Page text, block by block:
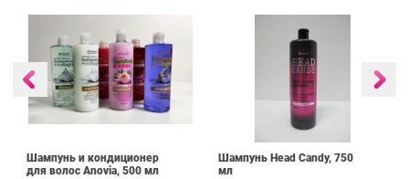
Шампунь и кондиционер
для волос Anovia, 500 мл
Шампунь Head Candy, 750
мл